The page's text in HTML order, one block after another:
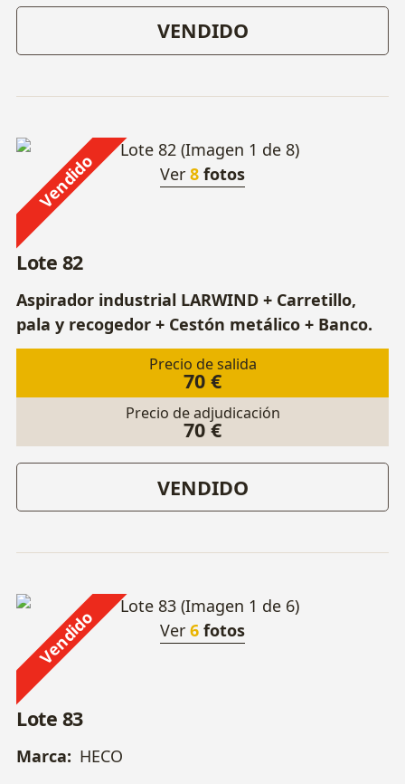
VENDIDO
Vendido Ver 8 fotos
Lote 82
Aspirador industrial LARWIND + Carretillo,
pala y recogedor + Cestón metálico + Banco.
Precio de salida
70 €
Precio de adjudicación
70 €
VENDIDO
Vendido Ver 6 fotos
Lote 83
Marca: HECO